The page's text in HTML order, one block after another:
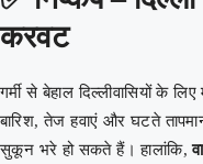
करवट
गर्मी से बेहाल दिल्लीवासियों के
बारिश, तेज हवाएं और घटते
सुकून भरे हो सकते हैं। हालांकि,